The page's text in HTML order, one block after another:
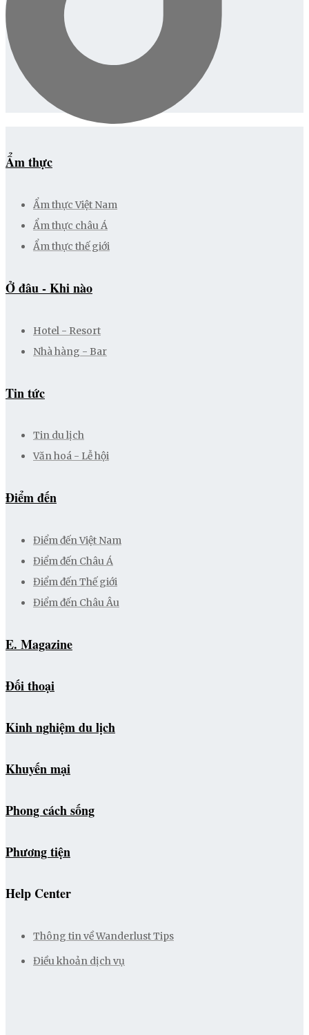
Ẩm thực
Ẩm thực Việt Nam
Ẩm thực châu Á
Ẩm thực thế giới
Ở đâu - Khi nào
Hotel - Resort
Nhà hàng - Bar
Tin tức
Tin du lịch
Văn hoá - Lễ hội
Điểm đến
Điểm đến Việt Nam
Điểm đến Châu Á
Điểm đến Thế giới
Điểm đến Châu Âu
E. Magazine
Đối thoại
Kinh nghiệm du lịch
Khuyến mại
Phong cách sống
Phương tiện
Help Center
Thông tin về Wanderlust Tips
Điều khoản dịch vụ